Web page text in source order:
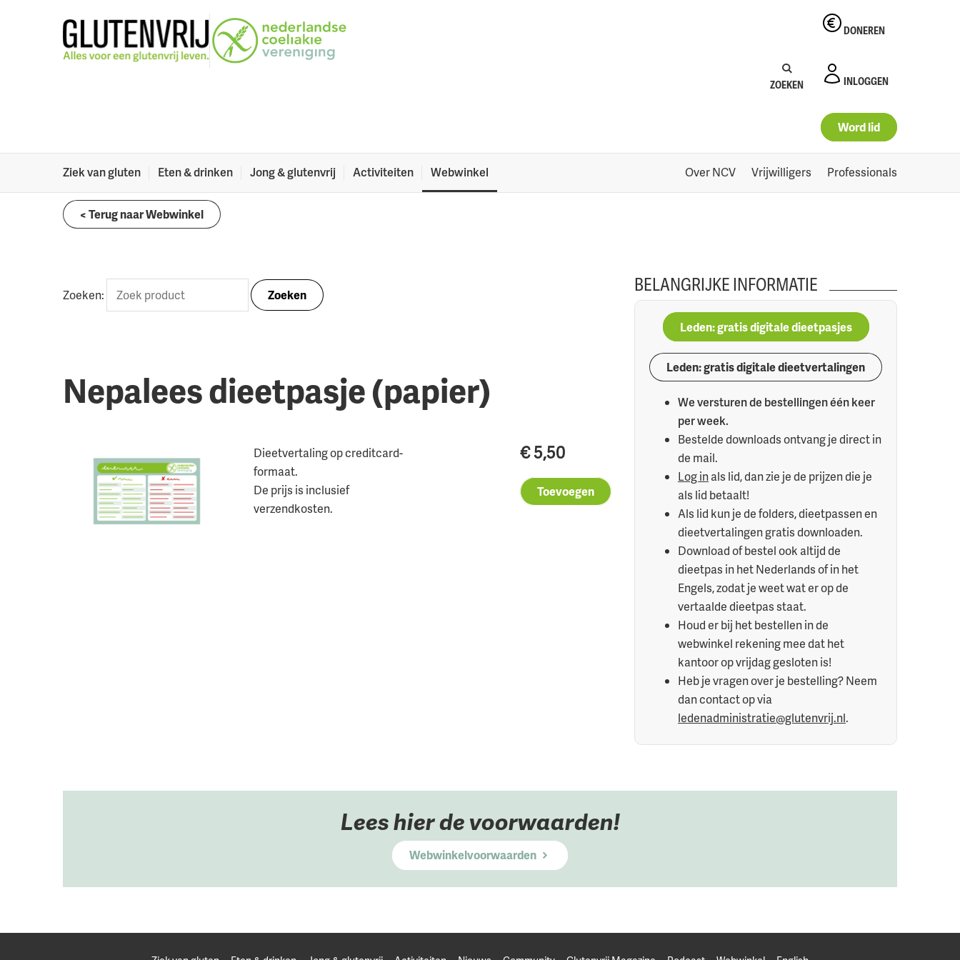
Zoeken:Zoeken
ZOEKEN
DONEREN
INLOGGEN
Word lid
Ziek van gluten Eten & drinken Jong & glutenvrij Activiteiten Webwinkel Over NCV Vrijwilligers Professionals
Webwinkel Nepalees dieetpasje (papier)
Webwinkel
< Terug naar Webwinkel
Zoeken: Zoeken
Nepalees dieetpasje (papier)
Dieetvertaling op creditcard-
formaat.
De prijs is inclusief
verzendkosten.
€5,50
Toevoegen
BELANGRIJKE INFORMATIE
Leden: gratis digitale dieetpasjes
Leden: gratis digitale dieetvertalingen
We versturen de bestellingen één keer
per week.
Bestelde downloads ontvang je direct in
de mail.
Log inals lid, dan zie je de prijzen die je
als lid betaalt!
Als lid kun je de folders, dieetpassen en
dieetvertalingen gratis downloaden.
Download of bestel ook altijd de
dieetpas in het Nederlands of in het
Engels, zodat je weet wat er op de
vertaalde dieetpas staat.
Houd er bij het bestellen in de
webwinkel rekening mee dat het
kantoor op vrijdag gesloten is!
Heb je vragen over je bestelling? Neem
dan contact op via
ledenadministratie@glutenvrij.nl.
Lees hier de voorwaarden!
Webwinkelvoorwaarden